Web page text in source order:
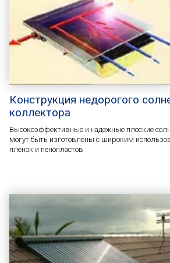
Конструкция недорогого
коллектора
Высокоэффективные и надежные плоские
могут быть изготовлены с широким
пленок и пенопластов